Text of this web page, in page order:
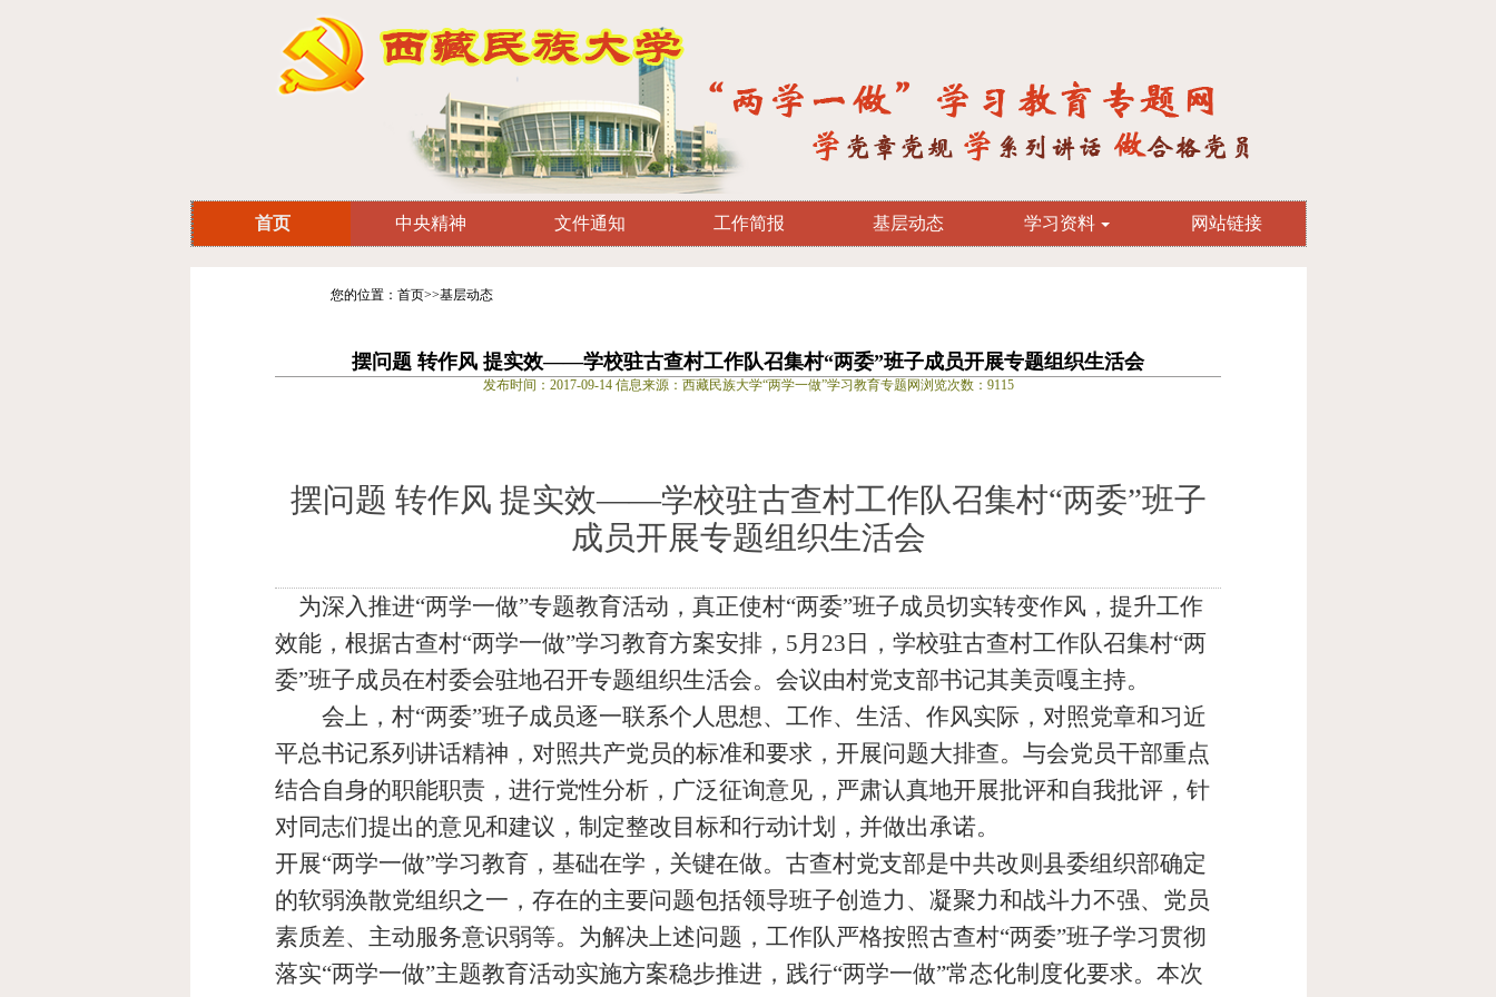
首页 中央精神 文件通知 工作简报 基层动态 学习资料 网站链接
您的位置：首页>>基层动态
摆问题 转作风 提实效——学校驻古查村工作队召集村“两委”班子成员开展专题组织生活会
发布时间：2017-09-14 信息来源：西藏民族大学“两学一做”学习教育专题网浏览次数：9115
摆问题 转作风 提实效——学校驻古查村工作队召集村“两委”班子
成员开展专题组织生活会
为深入推进“两学一做”专题教育活动，真正使村“两委”班子成员切实转变作风，提升工作
效能，根据古查村“两学一做”学习教育方案安排， 5月 23 日，学校驻古查村工作队召集村“两
委”班子成员在村委会驻地召开专题组织生活会。会议由村党支部书记其美贡嘎主持。
会上，村“两委”班子成员逐一联系个人思想、工作、生活、作风实际，对照党章和习近
平总书记系列讲话精神，对照共产党员的标准和要求，开展问题大排查。与会党员干部重点
结合自身的职能职责，进行党性分析，广泛征询意见，严肃认真地开展批评和自我批评，针
对同志们提出的意见和建议，制定整改目标和行动计划，并做出承诺。
开展“两学一做”学习教育，基础在学，关键在做。古查村党支部是中共改则县委组织部确定
的软弱涣散党组织之一，存在的主要问题包括领导班子创造力、凝聚力和战斗力不强、党员
素质差、主动服务意识弱等。为解决上述问题，工作队严格按照古查村“两委”班子学习贯彻
落实“两学一做”主题教育活动实施方案稳步推进，践行“两学一做”常态化制度化要求。本次